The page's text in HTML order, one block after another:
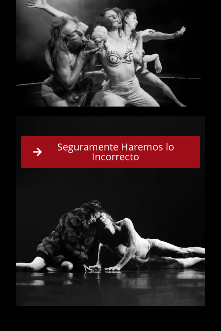
Seguramente Haremos lo
Incorrecto